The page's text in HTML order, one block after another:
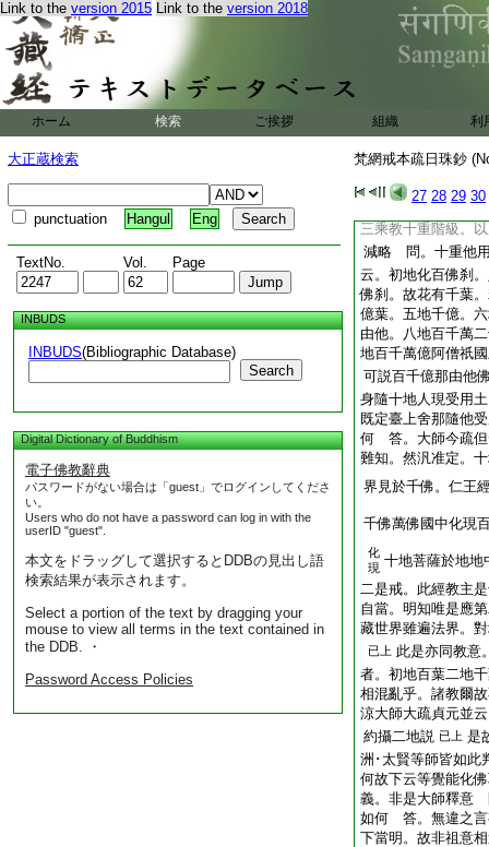
Link to the version 2015 Link to the version 2018
ホーム 検索 ご挨拶 組織 利
大正蔵検索
punctuation Hangul Eng
TextNo. Vol. Page
INBUDS
INBUDS(Bibliographic Database)
Search
Digital Dictionary of Buddhism
電子佛教辭典
パスワードがない場合は「guest」でログインしてくださ
い。
Users who do not have a password can log in with the
userID "guest".
本文をドラッグして選択するとDDBの見出し語
検索結果が表示されます。
Select a portion of the text by dragging your
mouse to view all terms in the text contained in
the DDB. ・
Password Access Policies
梵網戒本疏日珠鈔
27 28 29 30
梵網戒本疏日珠鈔
東大寺沙門凝然
世界也
准此
千界量。臺上寶地
箇量。然太賢師等
師并疏主意。葉是
三乘教十重階級。
減略 問。十重他
云。初地化百佛刹
佛刹。故花有千葉
億葉。五地千億。
由他。八地百千萬
地百千萬億阿僧祇
可説百千億那由他
身隨十地人現受用
既定臺上舍那隨他
何 答。大師今疏但
難知。然汎准定。
界見於千佛。仁王
千佛萬佛國中化現
化
現 十地菩薩於地地
二是戒。此經教主
自當。明知唯是應
藏世界雖遍法界。
已上 此是亦同教意
者。初地百葉二地
相混亂乎。諸教爾
涼大師大疏貞元並
約攝二地説 已上 是
洲･太賢等師皆如
何故下云等覺能化
義。非是大師釋意
如何 答。無違之言
下當明。故非祖意